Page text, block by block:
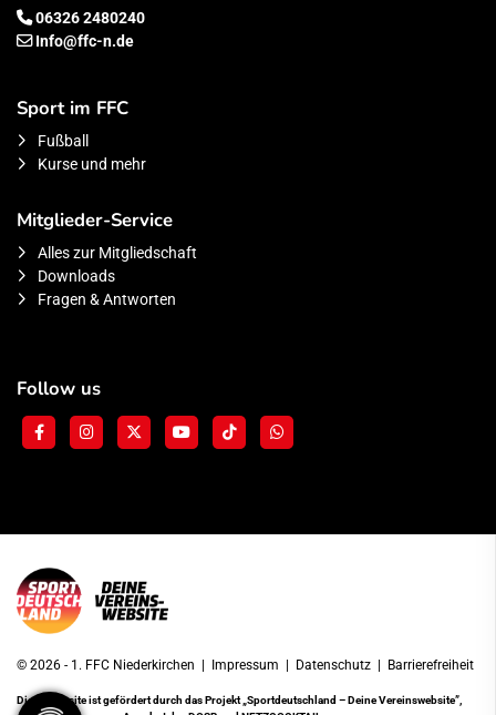
06326 2480240
Info@ffc-n.de
Sport im FFC
Fußball
Kurse und mehr
Mitglieder-Service
Alles zur Mitgliedschaft
Downloads
Fragen & Antworten
Follow us
© 2026 - 1. FFC Niederkirchen | Impressum Datenschutz Barrierefreiheit
Diese Website ist gefördert durch das Projekt„Sportdeutschland – Deine Vereinswebsite”,